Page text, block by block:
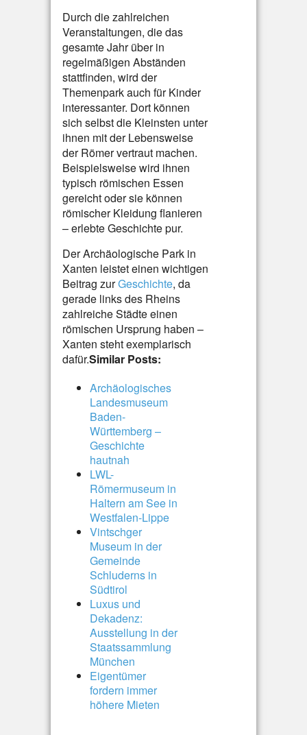
Durch die zahlreichen
Veranstaltungen, die das
gesamte Jahr über in
regelmäßigen Abständen
stattfinden, wird der
Themenpark auch für Kinder
interessanter. Dort können
sich selbst die Kleinsten unter
ihnen mit der Lebensweise
der Römer vertraut machen.
Beispielsweise wird ihnen
typisch römischen Essen
gereicht oder sie können
römischer Kleidung flanieren
– erlebte Geschichte pur.
Der Archäologische Park in
Xanten leistet einen wichtigen
Beitrag zurGeschichte, da
gerade links des Rheins
zahlreiche Städte einen
römischen Ursprung haben –
Xanten steht exemplarisch
dafür.Similar Posts:
Archäologisches
Landesmuseum
Baden-
Württemberg –
Geschichte
hautnah
LWL-
Römermuseum in
Haltern am See in
Westfalen-Lippe
Vintschger
Museum in der
Gemeinde
Schluderns in
Südtirol
Luxus und
Dekadenz:
Ausstellung in der
Staatssammlung
München
Eigentümer
fordern immer
höhere Mieten